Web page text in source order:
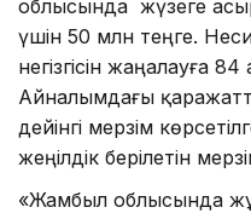
облысында жүзеге
үшін 50 млн теңге.
негізгісін жаңалауға 84
Айналымдағы
дейінгі мерзім
жеңілдік берілетін
«Жамбыл облысында